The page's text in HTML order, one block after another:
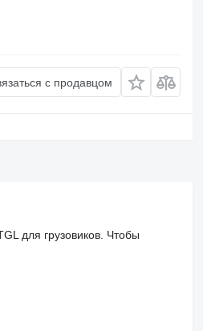
с продавцом
для грузовиков. Чтобы